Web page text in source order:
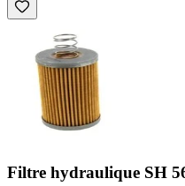
Filtre hydraulique SH